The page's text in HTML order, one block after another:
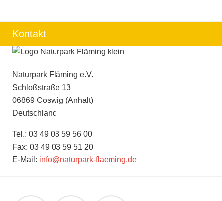
Kontakt
Naturpark Fläming e.V.
Schloßstraße 13
06869 Coswig (Anhalt)
Deutschland
Tel.: 03 49 03 59 56 00
Fax: 03 49 03 59 51 20
E-Mail: info@naturpark-flaeming.de